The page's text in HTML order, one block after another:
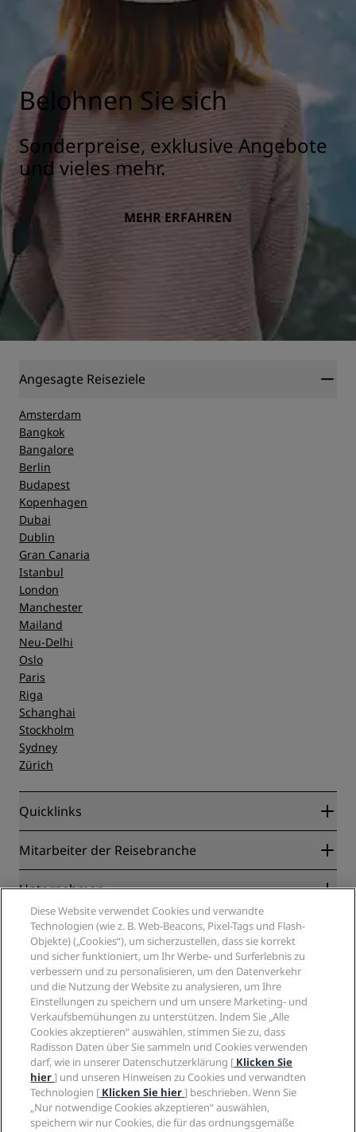
Belohnen Sie sich
Sonderpreise, exklusive Angebote
und vieles mehr.
MEHR ERFAHREN
Angesagte Reiseziele
Amsterdam
Bangkok
Bangalore
Berlin
Budapest
Kopenhagen
Dubai
Dublin
Gran Canaria
Istanbul
London
Manchester
Mailand
Neu-Delhi
Oslo
Paris
Riga
Schanghai
Stockholm
Sydney
Zürich
Quicklinks
Radisson Rewards
Blog
Neue und aufstrebende Hotels
Radisson Hotels APP
„Sports Approved“-Hotels
Familienfreundliche Hotels
Gesundheit & Sicherheit
Mitarbeiter der Reisebranche
Partner
Reisebüros
Unternehmen
Radisson Hotel Group
Medien
Karriere RHG
Karriere PPHE
Karrieren EHL
The Club by RHG
Entwicklungsmöglichkeiten
Responsible Business – Unser Engagement
Einkauf
Rechtliches
Privacy Centre
Rechtliche Hinweise
Radisson Rewards Geschäftsbedingungen
Website-Nutzungsvereinbarung
Digitale Barrierefreiheit
Moderne Sklaverei – Erklärung
Hilfe
Verbrauchermeldungen
Kontakt
FAQ
Inhaltsübersicht
Soziale Medien
Marken von Radisson Hotels
Diese Website verwendet Cookies und verwandte
Technologien (wie z. B. Web-Beacons, Pixel-Tags und Flash-
Objekte) („Cookies“), um sicherzustellen, dass sie korrekt
und sicher funktioniert, um Ihr Werbe- und Surferlebnis zu
verbessern und zu personalisieren, um den Datenverkehr
und die Nutzung der Website zu analysieren, um Ihre
Einstellungen zu speichern und um unsere Marketing- und
Verkaufsbemühungen zu unterstützen. Indem Sie „Alle
Cookies akzeptieren“ auswählen, stimmen Sie zu, dass
Radisson Daten über Sie sammeln und Cookies verwenden
darf, wie in unserer Datenschutzerklärung [ Klicken Sie
hier] und unseren Hinweisen zu Cookies und verwandten
Technologien [ Klicken Sie hier] beschrieben. Wenn Sie
„Nur notwendige Cookies akzeptieren“ auswählen,
speichern wir nur Cookies, die für das ordnungsgemäße